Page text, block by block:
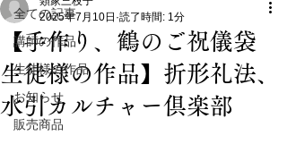
全ての記事
講師の作品
生徒様の作品
お知らせ
販売商品
【手作り、鶴のご祝儀袋
生徒様の作品】折形礼法、
水引カルチャー倶楽部
2025年7月10日 読了時間: 1分